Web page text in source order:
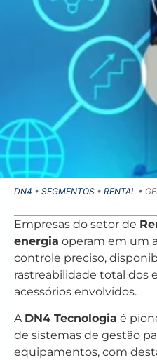
DN4 • SEGMENTOS • RENTAL •
Empresas do setor de
energia operam em um
controle preciso,
rastreabilidade total dos
acessórios envolvidos.
A DN4 Tecnologia é
de sistemas de gestão
equipamentos, com